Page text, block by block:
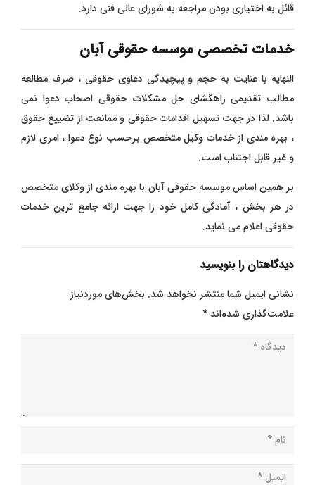
قائل به اختیاری بودن مراجعه به شورای عالی فنی دارد.
خدمات تخصصی موسسه حقوقی آبان
النهایه با عنایت به حجم و پیچیدگی دعاوی حقوقی ، صرف مطالعه
مطالب تقدیمی راهگشای حل مشکلات حقوقی اصحاب دعوا نمی
باشد. لذا در جهت تسهیل اقدامات حقوقی و ممانعت از تضییع حقوق
، بهره مندی از خدمات وکیل متخصص برحسب نوع دعوا ، امری لازم
و غیر قابل اجتناب است.
بر همین اساس موسسه حقوقی آبان با بهره مندی از وکلای متخصص
در هر بخش ، آمادگی کامل خود را جهت ارائه جامع ترین خدمات
حقوقی اعلام می نماید.
دیدگاهتان را بنویسید
نشانی ایمیل شما منتشر نخواهد شد. بخش‌های موردنیاز
علامت‌گذاری شده‌اند*